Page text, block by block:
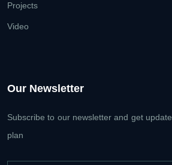
Projects
Video
Our Newsletter
Subscribe to our newsletter and get update
plan